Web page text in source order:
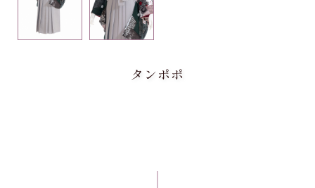
タンポポ